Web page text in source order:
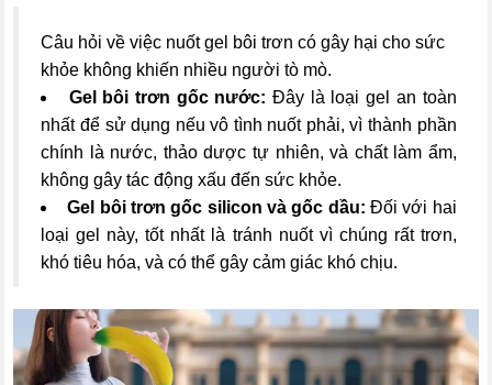
Câu hỏi về việc nuốt gel bôi trơn có gây hại cho sức
khỏe không khiến nhiều người tò mò.
Gel bôi trơn gốc nước: Đây là loại gel an toàn
nhất để sử dụng nếu vô tình nuốt phải, vì thành phần
chính là nước, thảo dược tự nhiên, và chất làm ẩm,
không gây tác động xấu đến sức khỏe.
Gel bôi trơn gốc silicon và gốc dầu: Đối với hai
loại gel này, tốt nhất là tránh nuốt vì chúng rất trơn,
khó tiêu hóa, và có thể gây cảm giác khó chịu.